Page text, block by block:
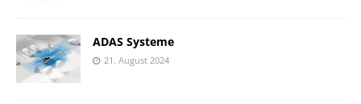
ADAS Systeme
21. August 2024